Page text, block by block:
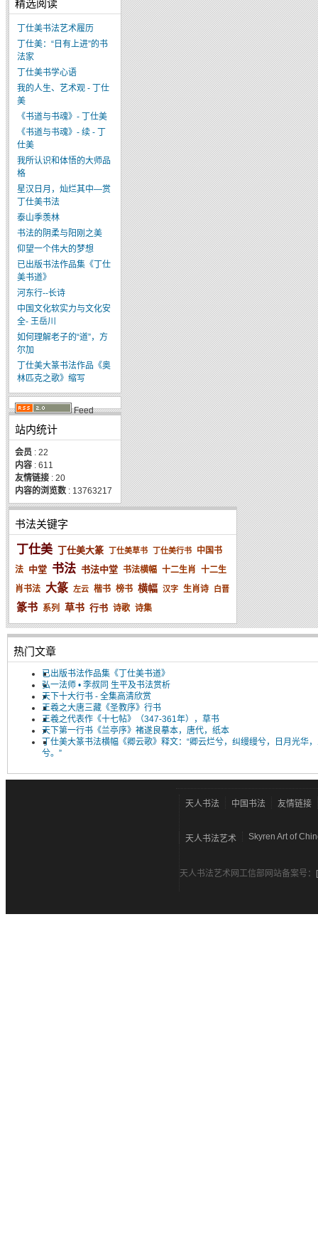
精选阅读
丁仕美书法艺术履历
丁仕美：“日有上进”的书
法家
丁仕美书学心语
我的人生、艺术观 - 丁仕
美
《书道与书魂》- 丁仕美
《书道与书魂》- 续 - 丁
仕美
我所认识和体悟的大师品
格
星汉日月，灿烂其中—赏
丁仕美书法
泰山季羡林
书法的阴柔与阳刚之美
仰望一个伟大的梦想
已出版书法作品集《丁仕
美书道》
河东行--长诗
中国文化软实力与文化安
全- 王岳川
如何理解老子的“道”，方
尔加
丁仕美大篆书法作品《奥
林匹克之歌》缩写
Feed
站内统计
会员 : 22
内容 : 611
友情链接 : 20
内容的浏览数 : 13763217
书法关键字
丁仕美 丁仕美大篆 丁仕美草书 丁仕美行书
中国书
法 中堂 书法 书法中堂 书法横幅 十二生肖 十二生
肖书法 大篆 左云 楷书 榜书 横幅 汉字 生肖诗 白晋
篆书 系列 草书 行书 诗歌 诗集
热门文章
已出版书法作品集《丁仕美书道》
弘一法师 • 李叔同 生平及书法赏析
天下十大行书 - 全集高清欣赏
王羲之大唐三藏《圣教序》行书
王羲之代表作《十七帖》（347-361年），草书
天下第一行书《兰亭序》褚遂良摹本，唐代，纸本
丁仕美大篆书法横幅《卿云歌》释文：“卿云烂兮，纠缦缦兮，日月光华
兮。”
天人书法 中国书法 友情链接
天人书法艺术 Skyren Art of
天人书法艺术网工信部网站备案号：